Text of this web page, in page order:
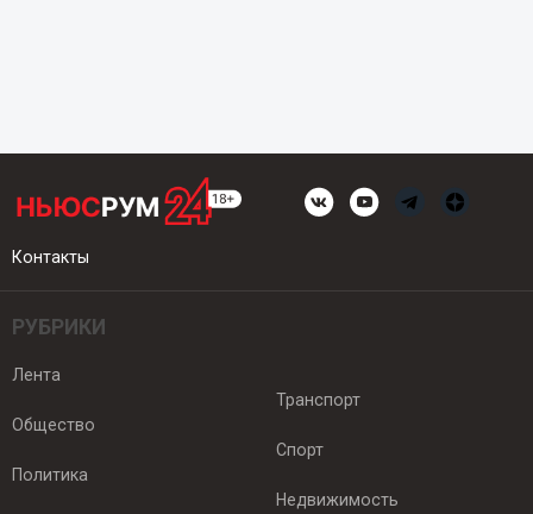
Контакты
РУБРИКИ
Лента
Общество
Политика
Транспорт
Спорт
Недвижимость